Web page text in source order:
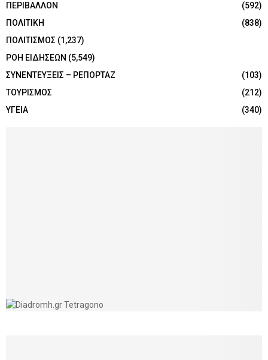
ΠΕΡΙΒΑΛΛΟΝ
(592)
ΠΟΛΙΤΙΚΗ
(838)
ΠΟΛΙΤΙΣΜΟΣ (1,237)
ΡΟΗ ΕΙΔΗΣΕΩΝ (5,549)
ΣΥΝΕΝΤΕΥΞΕΙΣ – ΡΕΠΟΡΤΑΖ
(103)
ΤΟΥΡΙΣΜΟΣ
(212)
ΥΓΕΙΑ
(340)